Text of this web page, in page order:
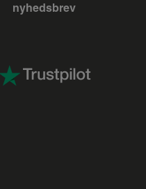
nyhedsbrev